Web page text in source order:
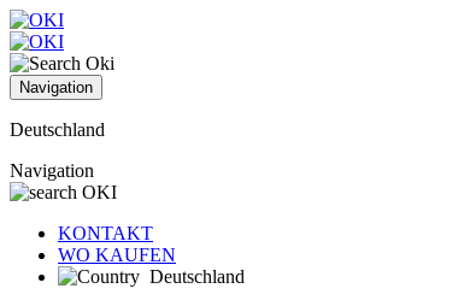
Navigation
Deutschland
Navigation
KONTAKT
WO KAUFEN
Deutschland